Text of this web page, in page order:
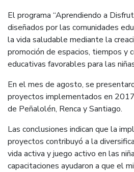
El programa “Aprendiendo a
diseñados por las comunidades
la vida saludable mediante la
promoción de espacios, tiempos y
educativas favorables para las
En el mes de agosto, se
proyectos implementados en
de Peñalolén, Renca y Santiago.
Las conclusiones indican que la
proyectos contribuyó a la
vida activa y juego activo en las
capacitaciones ayudaron a que el